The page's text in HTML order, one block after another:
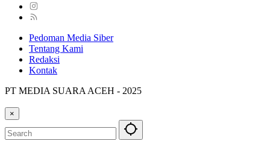
Pedoman Media Siber
Tentang Kami
Redaksi
Kontak
PT MEDIA SUARA ACEH - 2025
×